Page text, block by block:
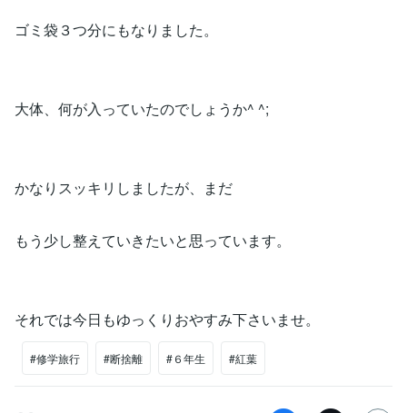
ゴミ袋３つ分にもなりました。
大体、何が入っていたのでしょうか^ ^;
かなりスッキリしましたが、まだ
もう少し整えていきたいと思っています。
それでは今日もゆっくりおやすみ下さいませ。
#修学旅行 #断捨離 #６年生 #紅葉